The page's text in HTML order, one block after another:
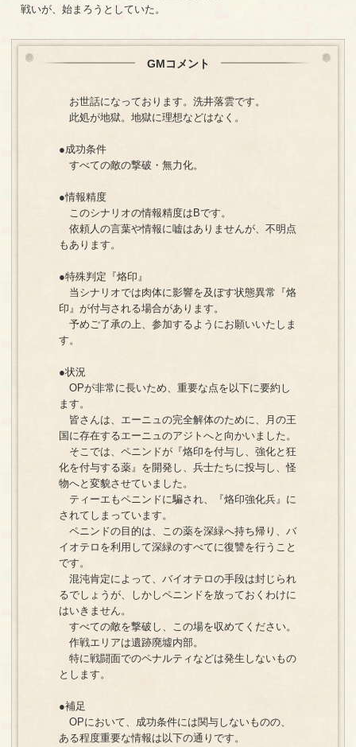
戦いが、始まろうとしていた。
GMコメント
お世話になっております。洗井落雲です。
此処が地獄。地獄に理想などはなく。
●成功条件
すべての敵の撃破・無力化。
●情報精度
このシナリオの情報精度はBです。
依頼人の言葉や情報に嘘はありませんが、不明点
もあります。
●特殊判定『烙印』
当シナリオでは肉体に影響を及ぼす状態異常『烙
印』が付与される場合があります。
予めご了承の上、参加するようにお願いいたしま
す。
●状況
OPが非常に長いため、重要な点を以下に要約し
ます。
皆さんは、エーニュの完全解体のために、月の王
国に存在するエーニュのアジトへと向かいました。
そこでは、ペニンドが『烙印を付与し、強化と狂
化を付与する薬』を開発し、兵士たちに投与し、怪
物へと変貌させていました。
ティーエもペニンドに騙され、『烙印強化兵』に
されてしまっています。
ペニンドの目的は、この薬を深緑へ持ち帰り、バ
イオテロを利用して深緑のすべてに復讐を行うこと
です。
混沌肯定によって、バイオテロの手段は封じられ
るでしょうが、しかしペニンドを放っておくわけに
はいきません。
すべての敵を撃破し、この場を収めてください。
作戦エリアは遺跡廃墟内部。
特に戦闘面でのペナルティなどは発生しないもの
とします。
●補足
OPにおいて、成功条件には関与しないものの、
ある程度重要な情報は以下の通りです。